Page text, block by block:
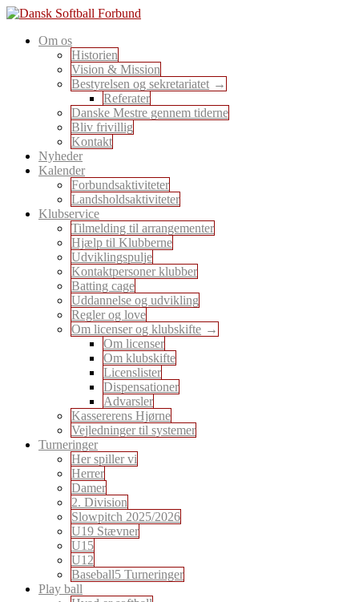
Skip
content
Dansk Softball Forbund
En sport for alle
Om os
Historien
Vision & Mission
Bestyrelsen og sekretariatet
Referater
Danske Mestre gennem tiderne
Bliv frivillig
Kontakt
Nyheder
Kalender
Forbundsaktiviteter
Landsholdsaktiviteter
Klubservice
Tilmelding til arrangementer
Hjælp til Klubberne
Udviklingspulje
Kontaktpersoner klubber
Batting cage
Uddannelse og udvikling
Regler og love
Om licenser og klubskifte
Om licenser
Om klubskifte
Licenslister
Dispensationer
Advarsler
Kassererens Hjørne
Vejledninger til systemer
Turneringer
Her spiller vi
Herrer
Damer
2. Division
Slowpitch 2025/2026
U19 Stævner
U15
U12
Baseball5 Turneringer
Play ball